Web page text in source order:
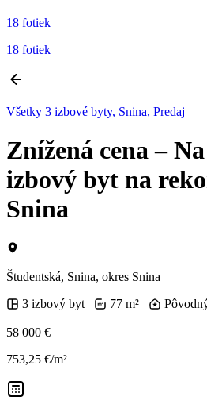
18 fotiek
18 fotiek
Všetky 3 izbové byty, Snina, Predaj
Znížená cena –
izbový byt na
Snina
Študentská, Snina, okres Snina
3 izbový byt
77 m²
58 000 €
753,25 €/m²